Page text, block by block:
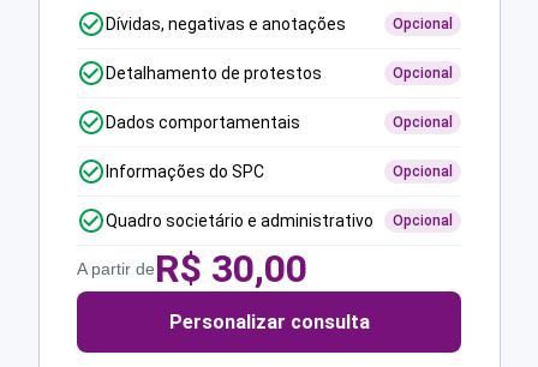
Dívidas, negativas e anotações Opcional
Detalhamento de protestos Opcional
Dados comportamentais Opcional
Informações do SPC Opcional
Quadro societário e administrativo Opcional
A partir deR$ 30,00
Personalizar consulta